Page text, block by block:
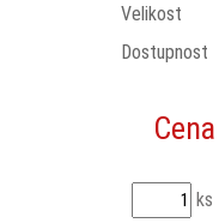
Velikost
Dostupnost
Cena
ks